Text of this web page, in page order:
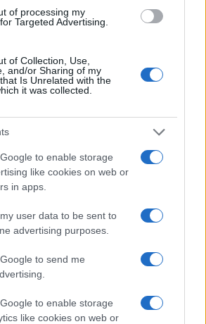
of processing my
Targeted Advertising.
of Collection, Use,
and/or Sharing of my
Is Unrelated with the
it was collected.
to enable storage
like cookies on web or
in apps.
user data to be sent to
advertising purposes.
to send me
to enable storage
like cookies on web or
de estabilidade com Bitcoin a dominar